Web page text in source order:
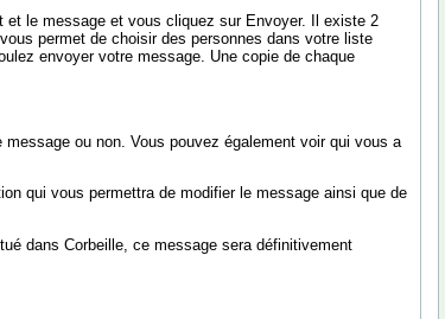
et le message et vous cliquez sur Envoyer. Il existe 2
permet de choisir des personnes dans votre liste
envoyer votre message. Une copie de chaque
ou non. Vous pouvez également voir qui vous a
qui vous permettra de modifier le message ainsi que de
dans Corbeille, ce message sera définitivement